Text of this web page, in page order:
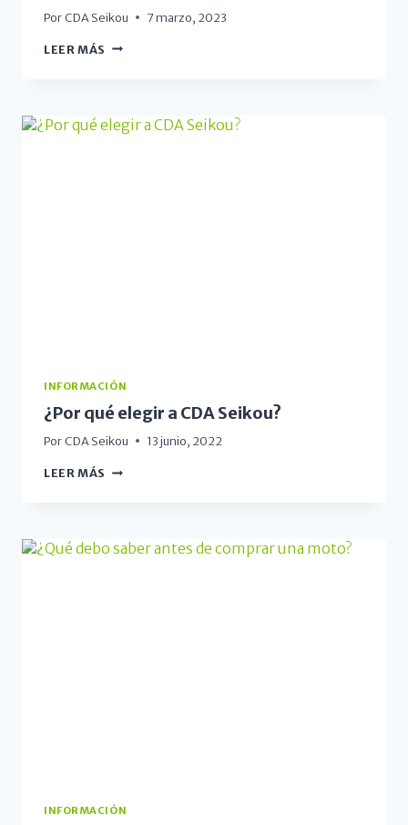
Por CDA Seikou 7 marzo, 2023
LEER MÁS
INFORMACIÓN
¿Por qué elegir a CDA Seikou?
Por CDA Seikou 13 junio, 2022
LEER MÁS
INFORMACIÓN